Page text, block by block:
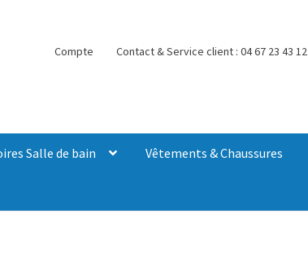
Compte Contact & Service client : 04 67 23 43 12
Salle de bain Vêtements & Chaussures